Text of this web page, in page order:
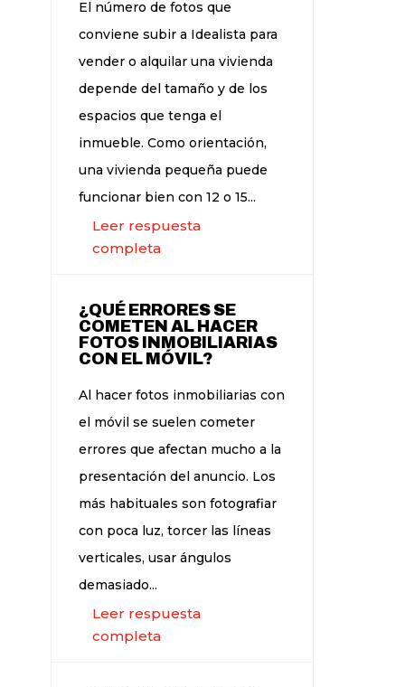
El número de fotos que
conviene subir a Idealista para
vender o alquilar una vivienda
depende del tamaño y de los
espacios que tenga el
inmueble. Como orientación,
una vivienda pequeña puede
funcionar bien con 12 o 15...
Leer respuesta
completa
¿QUÉ ERRORES SE
COMETEN AL HACER
FOTOS INMOBILIARIAS
CON EL MÓVIL?
Al hacer fotos inmobiliarias con
el móvil se suelen cometer
errores que afectan mucho a la
presentación del anuncio. Los
más habituales son fotografiar
con poca luz, torcer las líneas
verticales, usar ángulos
demasiado...
Leer respuesta
completa